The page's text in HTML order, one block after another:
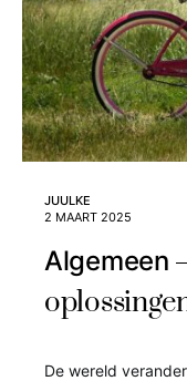
JUULKE
2 MAART 2025
Algemeen
De wereld